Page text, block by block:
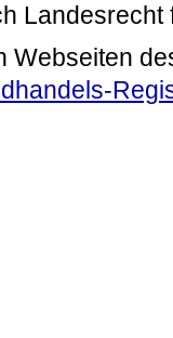
Landesrecht
Webseiten